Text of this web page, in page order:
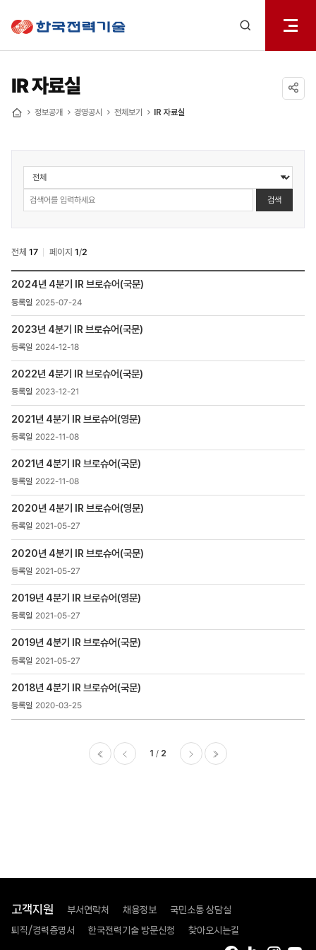
열기
IR 자료실
정보공개 경영공시 전체보기 IR 자료실
정보공개
>
경영공시
>
IR
검색
검색
전체 17 페이지 1/2
>
경영공시
>
IR
자료실
-
제목,
,
첨부파일
,
조회수
2024년 4분기 IR 브로슈어(국문)
2025-07-24
2023년 4분기 IR 브로슈어(국문)
2024-12-18
2022년 4분기 IR 브로슈어(국문)
2023-12-21
2021년 4분기 IR 브로슈어(영문)
2022-11-08
2021년 4분기 IR 브로슈어(국문)
2022-11-08
2020년 4분기 IR 브로슈어(영문)
2021-05-27
2020년 4분기 IR 브로슈어(국문)
2021-05-27
2019년 4분기 IR 브로슈어(영문)
2021-05-27
2019년 4분기 IR 브로슈어(국문)
2021-05-27
2018년 4분기 IR 브로슈어(국문)
2020-03-25
1 2
고객지원 부서연락처 채용정보 국민소통 상담실
퇴직/경력증명서 한국전력기술 방문신청 찾아오시는길